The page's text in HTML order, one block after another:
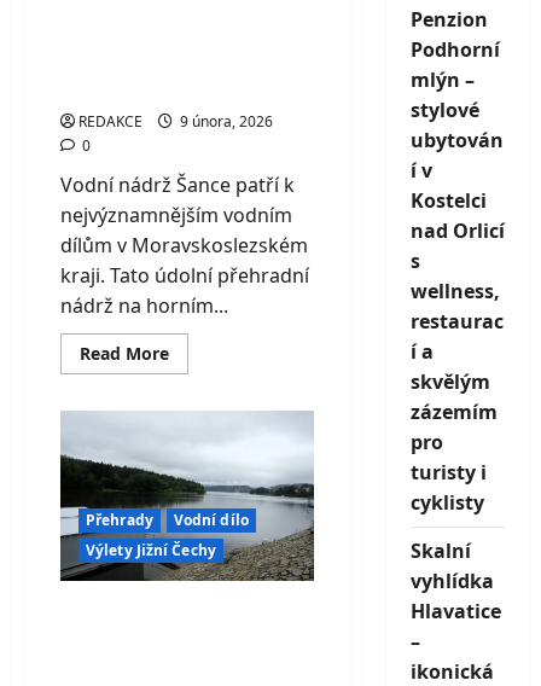
REDAKCE
9 února, 2026
0
Vodní nádrž Šance patří k
nejvýznamnějším vodním
dílům v Moravskoslezském
kraji. Tato údolní přehradní
nádrž na horním...
Read MoreRead
more
tichý
strážce
pitné
vody
v
srdci
Beskyd
Přehrady
Vodní dílo
Výlety Jižní Čechy
Penzion
Podhorní
mlýn –
stylové
ubytován
í v
Kostelci
nad Orlicí
s
wellness,
restaurac
í a
skvělým
zázemím
pro
turisty i
cyklisty
Skalní
vyhlídka
Hlavatice
–
ikonická